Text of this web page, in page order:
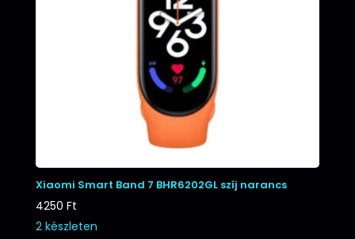
Xiaomi Smart Band 7 BHR6202GL szíj narancs
4250 Ft
2 készleten